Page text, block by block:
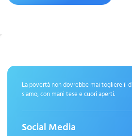
La povertà non dovrebbe mai togliere il
siamo, con mani tese e cuori aperti.
Social Media